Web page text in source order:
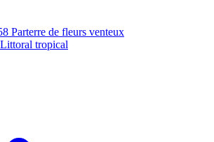
Parterre de fleurs venteux
Littoral tropical